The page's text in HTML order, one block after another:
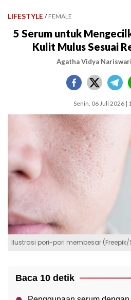
LIFESTYLE / FEMALE
5 Serum untuk
Kulit Mulus Sesuai
Agatha Vidya Nariswari
Senin, 06 Juli 2026 |
Ilustrasi pori-pori membesar
Baca 10 detik